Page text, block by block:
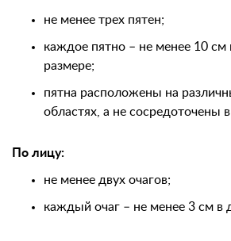
не менее трех пятен;
каждое пятно – не менее 10 см
размере;
пятна расположены на
областях, а не сосредоточены
По лицу:
не менее двух очагов;
каждый очаг – не менее 3 см в